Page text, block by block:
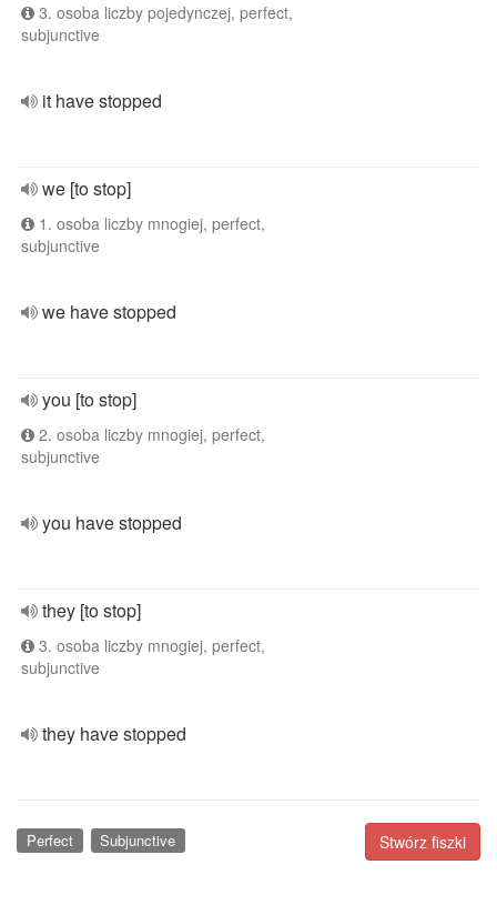
3. osoba liczby pojedynczej, perfect,
subjunctive
it have stopped
we [to stop]
1. osoba liczby mnogiej, perfect,
subjunctive
we have stopped
you [to stop]
2. osoba liczby mnogiej, perfect,
subjunctive
you have stopped
they [to stop]
3. osoba liczby mnogiej, perfect,
subjunctive
they have stopped
Stwórz fiszki
Perfect Subjunctive